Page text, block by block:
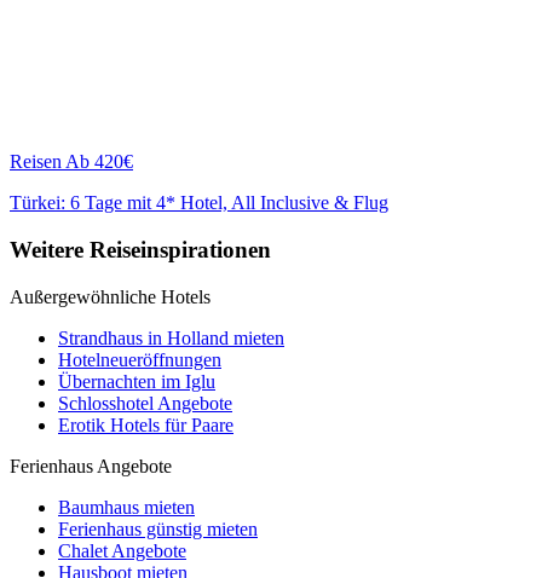
Reisen Ab 420€
Türkei: 6 Tage mit 4* Hotel, All Inclusive & Flug
Weitere Reiseinspirationen
Außergewöhnliche Hotels
Strandhaus in Holland mieten
Hotelneueröffnungen
Übernachten im Iglu
Schlosshotel Angebote
Erotik Hotels für Paare
Ferienhaus Angebote
Baumhaus mieten
Ferienhaus günstig mieten
Chalet Angebote
Hausboot mieten